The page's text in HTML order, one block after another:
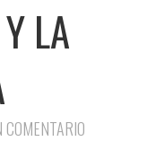
LA
COMENTARIO